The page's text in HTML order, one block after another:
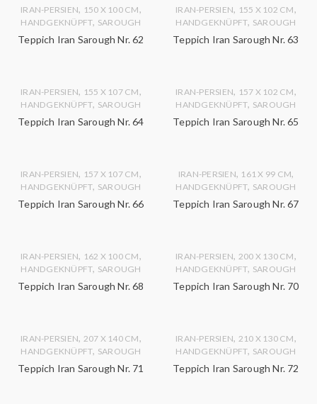
IRAN-PERSIEN, 150 X 100 CM,
HANDGEKNÜPFT, SAROUGH
Teppich Iran Sarough Nr. 62
IRAN-PERSIEN, 155 X 102 CM,
HANDGEKNÜPFT, SAROUGH
Teppich Iran Sarough Nr. 63
IRAN-PERSIEN, 155 X 107 CM,
HANDGEKNÜPFT, SAROUGH
Teppich Iran Sarough Nr. 64
IRAN-PERSIEN, 157 X 102 CM,
HANDGEKNÜPFT, SAROUGH
Teppich Iran Sarough Nr. 65
IRAN-PERSIEN, 157 X 107 CM,
HANDGEKNÜPFT, SAROUGH
Teppich Iran Sarough Nr. 66
IRAN-PERSIEN, 161 X 99 CM,
HANDGEKNÜPFT, SAROUGH
Teppich Iran Sarough Nr. 67
IRAN-PERSIEN, 162 X 100 CM,
HANDGEKNÜPFT, SAROUGH
Teppich Iran Sarough Nr. 68
IRAN-PERSIEN, 200 X 130 CM,
HANDGEKNÜPFT, SAROUGH
Teppich Iran Sarough Nr. 70
IRAN-PERSIEN, 207 X 140 CM,
HANDGEKNÜPFT, SAROUGH
Teppich Iran Sarough Nr. 71
IRAN-PERSIEN, 210 X 130 CM,
HANDGEKNÜPFT, SAROUGH
Teppich Iran Sarough Nr. 72